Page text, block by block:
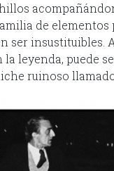
de
ser insustituibles.
leyenda, puede
ruinoso llamado